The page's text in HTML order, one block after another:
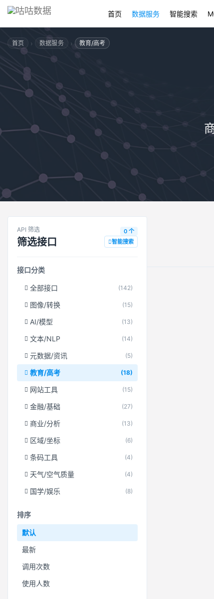
首页 数据服务 智能搜索
首页 › 数据服务 › 教育/高考
API 筛选
筛选接口
0 个
智能搜索
接口分类
全部接口 (142)
图像/转换 (15)
AI/模型 (13)
文本/NLP (14)
元数据/资讯 (5)
教育/高考 (18)
网站工具 (15)
金融/基础 (27)
商业/分析 (13)
区域/坐标 (6)
条码工具 (4)
天气/空气质量 (4)
国学/娱乐 (8)
排序
默认
最新
调用次数
使用人数